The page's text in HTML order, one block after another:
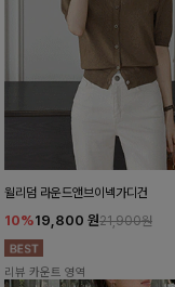
윌리덤 라운드앤브이넥가디건
10%19,800 원21,900원
리뷰 카운트 영역